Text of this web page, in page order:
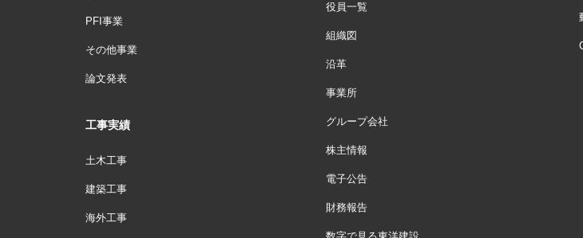
PFI事業
その他事業
論文発表
工事実績
土木工事
建築工事
海外工事
役員一覧
組織図
沿革
事業所
グループ会社
株主情報
電子公告
財務報告